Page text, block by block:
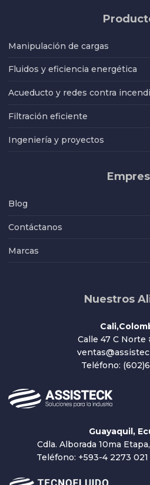
Manipulación de cargas
Fluidos y eficiencia energética
Acueducto y redes contra
Filtración eficiente
Ingeniería y proyectos
Blog
Contáctanos
Marcas
Nuestros
Calle 47 C Norte
Teléfono:
Guayaquil,
Cdla. Alborada 10ma
Teléfono: +593-4 2273